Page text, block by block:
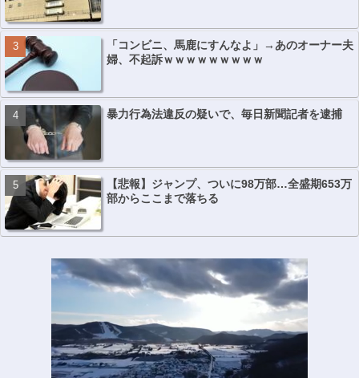
「コンビニ、馬鹿にすんなよ」→あのオーナー夫
婦、不起訴ｗｗｗｗｗｗｗｗｗ
暴力行為法違反の疑いで、毎日新聞記者を逮捕
【悲報】ジャンプ、ついに98万部…全盛期653万
部からここまで落ちる